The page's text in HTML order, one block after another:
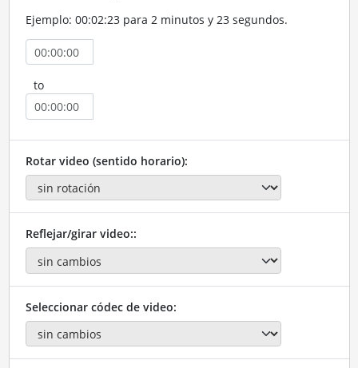
Ejemplo: 00:02:23 para 2 minutos y 23 segundos.
to
Rotar video (sentido horario):
Reflejar/girar video::
Seleccionar códec de video: